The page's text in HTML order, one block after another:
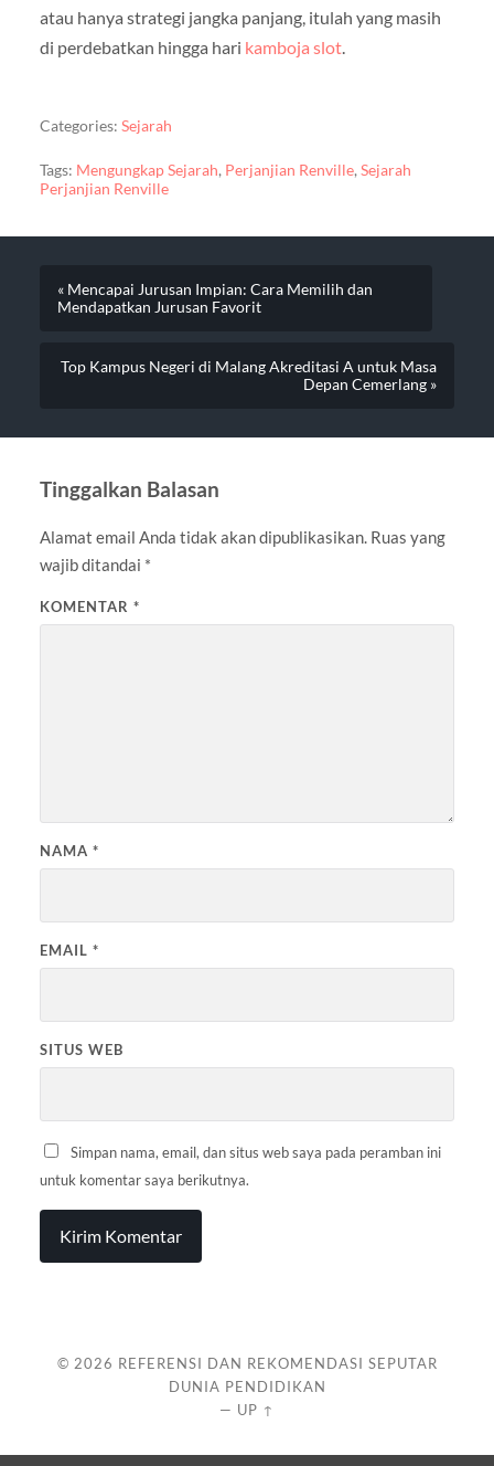
atau hanya strategi jangka panjang, itulah yang masih
di perdebatkan hingga hari kamboja slot.
Categories: Sejarah
Tags: Mengungkap Sejarah, Perjanjian Renville,Sejarah
Perjanjian Renville
« Mencapai Jurusan Impian: Cara Memilih dan
Mendapatkan Jurusan Favorit
Top Kampus Negeri di Malang Akreditasi A untuk Masa
Depan Cemerlang »
Tinggalkan Balasan
Alamat email Anda tidak akan dipublikasikan. Ruas yang
wajib ditandai *
KOMENTAR *
NAMA *
EMAIL *
SITUS WEB
Simpan nama, email, dan situs web saya pada peramban ini
untuk komentar saya berikutnya.
© 2026 REFERENSI DAN REKOMENDASI SEPUTAR
DUNIA PENDIDIKAN
— UP ↑